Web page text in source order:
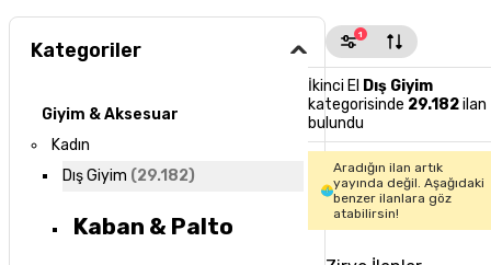
Kategoriler
Giyim & Aksesuar
Kadın
Dış Giyim (29.182)
Kaban & Palto
1
İkinci El Dış Giyim
kategorisinde 29.182ilan
bulundu
Aradığın ilan artık
yayında değil. Aşağıdaki
benzer ilanlara göz
atabilirsin!